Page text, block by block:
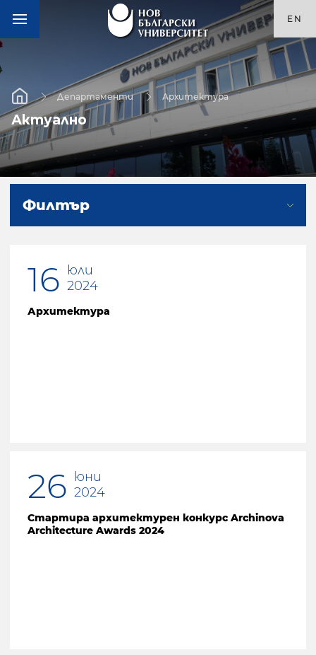
EN
Департаменти Архитектура
Актуално
Филтър
16 юли
2024
Архитектура
26 юни
2024
Стартира архитектурен конкурс Archinova
Architecture Awards 2024